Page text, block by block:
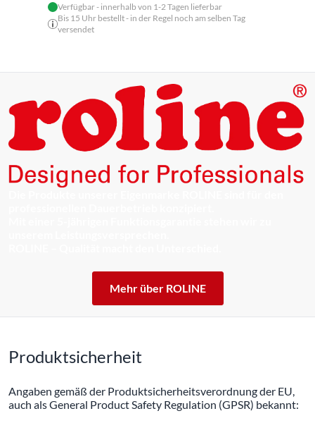
Verfügbar - innerhalb von 1-2 Tagen lieferbar
Bis 15 Uhr bestellt - in der Regel noch am selben Tag
versendet
Mehr über ROLINE
Produktsicherheit
Angaben gemäß der Produktsicherheitsverordnung der EU,
auch als General Product Safety Regulation (GPSR) bekannt: